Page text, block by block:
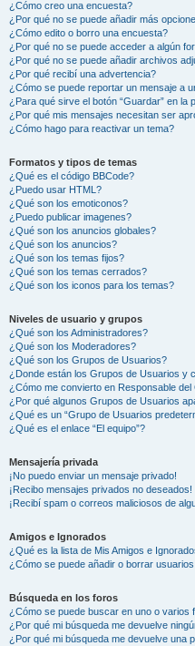
¿Cómo creo una encuesta?
¿Por qué no se puede añadir más
¿Cómo edito o borro una encuesta?
¿Por qué no se puede acceder a algún
¿Por qué no se puede añadir archivos
¿Por qué recibí una advertencia?
¿Cómo se puede reportar un mensaje a
¿Para qué sirve el botón “Guardar” en la
¿Por qué mis mensajes necesitan ser
¿Cómo hago para reactivar un tema?
Formatos y tipos de temas
¿Qué es el código BBCode?
¿Puedo usar HTML?
¿Qué son los emoticonos?
¿Puedo publicar imagenes?
¿Qué son los anuncios globales?
¿Qué son los anuncios?
¿Qué son los temas fijos?
¿Qué son los temas cerrados?
¿Qué son los iconos para los temas?
Niveles de usuario y grupos
¿Qué son los Administradores?
¿Qué son los Moderadores?
¿Qué son los Grupos de Usuarios?
¿Donde están los Grupos de Usuarios y
¿Cómo me convierto en Responsable del
¿Por qué algunos Grupos de Usuarios
¿Qué es un “Grupo de Usuarios
¿Qué es el enlace “El equipo”?
Mensajería privada
¡No puedo enviar un mensaje privado!
¡Recibo mensajes privados no deseados!
¡Recibí spam o correos maliciosos de
Amigos e Ignorados
¿Qué es la lista de Mis Amigos e
¿Cómo se puede añadir o borrar
Búsqueda en los foros
¿Cómo se puede buscar en uno o varios
¿Por qué mi búsqueda me devuelve
¿Por qué mi búsqueda me devuelve una